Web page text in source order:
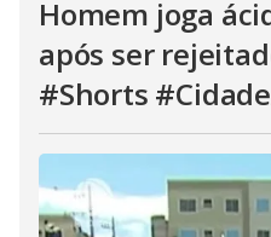
Homem joga
após ser
#Shorts